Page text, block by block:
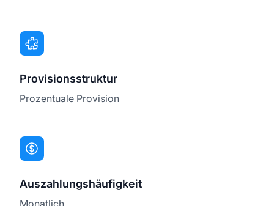
Provisionsstruktur
Prozentuale Provision
Auszahlungshäufigkeit
Monatlich